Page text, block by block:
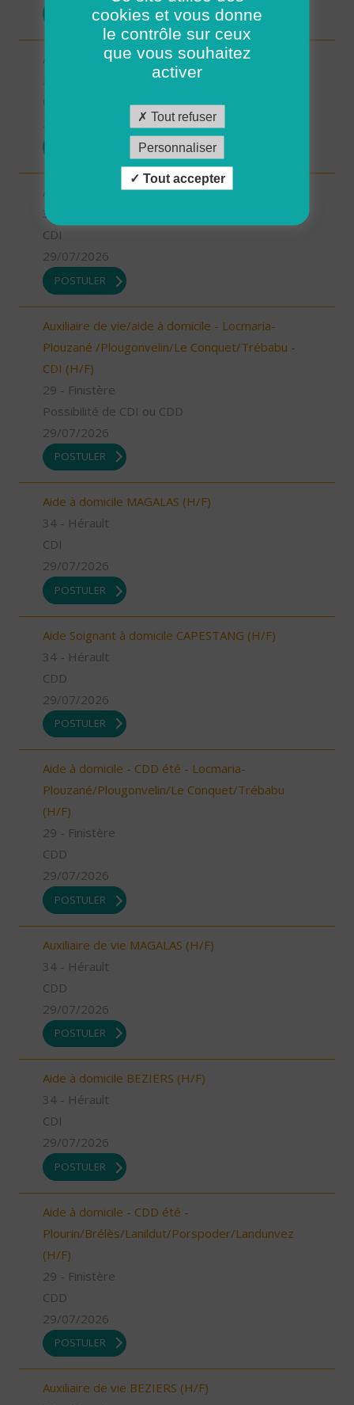
POSTULER
Aide à domicile - CDD été - Saint-Renan (H/F)
Aide à domicile BEDARIEUX (H/F)
34 - Hérault
CDI
29/07/2026
POSTULER
Auxiliaire de vie/aide à domicile - Locmaria-
Plouzané /Plougonvelin/Le Conquet/Trébabu -
CDI (H/F)
29 - Finistère
Possibilité de CDI ou CDD
29/07/2026
POSTULER
Aide à domicile MAGALAS (H/F)
34 - Hérault
CDI
29/07/2026
POSTULER
Aide Soignant à domicile CAPESTANG (H/F)
34 - Hérault
CDD
29/07/2026
POSTULER
Aide à domicile - CDD été - Locmaria-
Plouzané/Plougonvelin/Le Conquet/Trébabu
(H/F)
29 - Finistère
CDD
29/07/2026
POSTULER
Auxiliaire de vie MAGALAS (H/F)
34 - Hérault
CDD
29/07/2026
POSTULER
Aide à domicile BEZIERS (H/F)
34 - Hérault
CDI
29/07/2026
POSTULER
Aide à domicile - CDD été -
Plourin/Brélès/Lanildut/Porspoder/Landunvez
(H/F)
29 - Finistère
CDD
29/07/2026
POSTULER
Auxiliaire de vie BEZIERS (H/F)
cookies et vous donne
le contrôle sur ceux
que vous souhaitez
activer
Tout refuser
Personnaliser
Tout accepter